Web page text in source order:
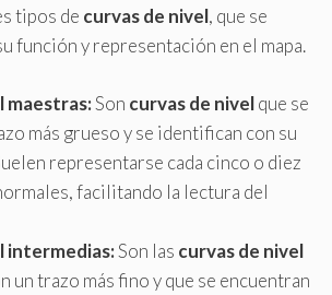
tipos de curvas de nivel, que se
función y representación en el mapa.
maestras:Son curvas de nivelque se
más grueso y se identifican con su
representarse cada cinco o diez
facilitando la lectura del
intermedias:Son las curvas de nivel
un trazo más fino y que se encuentran